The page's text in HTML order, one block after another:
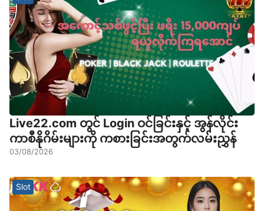
Live22.com တွင် Login ဝင်ခြင်းနှင့် အွန်လိုင်း
ကာစီနိုဂိမ်းများကို ကစားခြင်းအတွက်လမ်းညွှန်
03/08/2026
Slot